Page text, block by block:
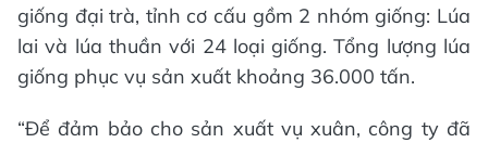
giống đại trà, tỉnh cơ cấu gồm 2 nhóm giống: Lúa
lai và lúa thuần với 24 loại giống. Tổng lượng lúa
giống phục vụ sản xuất khoảng 36.000 tấn.
“Để đảm bảo cho sản xuất vụ xuân, công ty đã